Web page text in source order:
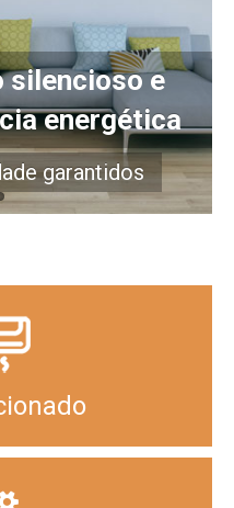
silencioso e
energética
garantidos